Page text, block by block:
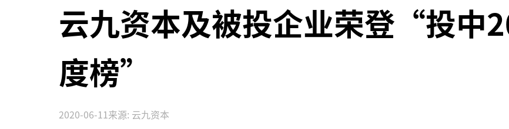
云九资本及被投企业荣登“投中
度榜”
2020-06-11来源: 云九资本